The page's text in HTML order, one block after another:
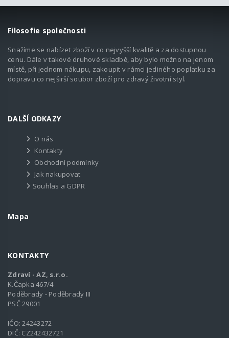
Filosofie společnosti
Snažíme se nabízet zboží v co nejvyšší kvalitě a za dostupnou
cenu. Dále v takové druhové skladbě, aby bylo možno na jenom
místě, při jednom nákupu, zakoupit v rámci jediného poplatku za
dopravu co nejširší soubor zboží pro zdravý životní styl.
DALŠÍ ODKAZY
O nás
Kontakty
Obchodní podmínky
Jak nakupovat
Souhlas a GDPR
Mapa
KONTAKTY
Zdraví - AZ, s.r.o.
K.Čapka 467/4
Poděbrady - Poděbrady III
PSČ 29001
IČO: 24243272
DIČ: CZ242432721